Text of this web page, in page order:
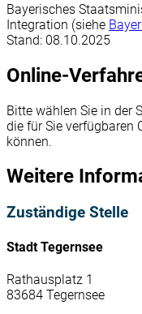
Bayerisches
Integration (siehe
Stand: 08.10.2025
Online-
Bitte wählen Sie in der
die für Sie verfügbaren
können.
Weitere
Zuständige Stelle
Stadt Tegernsee
Rathausplatz 1
83684 Tegernsee